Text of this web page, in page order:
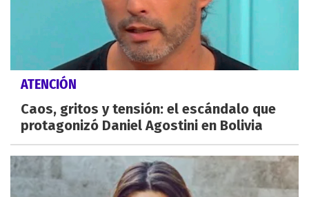
ATENCIÓN
Caos, gritos y tensión: el escándalo que
protagonizó Daniel Agostini en Bolivia